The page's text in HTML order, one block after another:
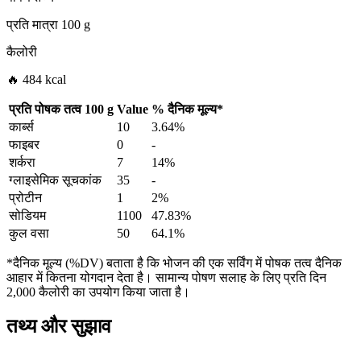
प्रति मात्रा 100 g
कैलोरी
🔥 484 kcal
प्रति पोषक तत्व 100 g Value %दैनिक मूल्य*
कार्ब्स
10
3.64%
फाइबर
0
-
शर्करा
7
14%
ग्लाइसेमिक सूचकांक
35
-
प्रोटीन
1
2%
सोडियम
1100
47.83%
कुल वसा
50 64.1%
*दैनिक मूल्य (%DV) बताता है कि भोजन की एक सर्विंग में पोषक तत्व दैनिक
आहार में कितना योगदान देता है। सामान्य पोषण सलाह के लिए प्रति दिन
2,000 कैलोरी का उपयोग किया जाता है।
तथ्य और सुझाव